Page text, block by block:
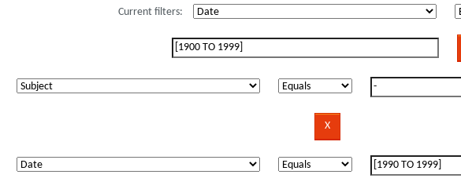
Current filters: